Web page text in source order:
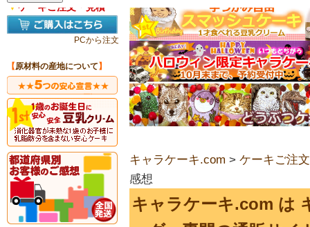
▼ケーキご注文・見積
PCから注文
【原材料の産地について 】
キャラケーキ.com > ケーキご注
感想
キャラケーキ.com は